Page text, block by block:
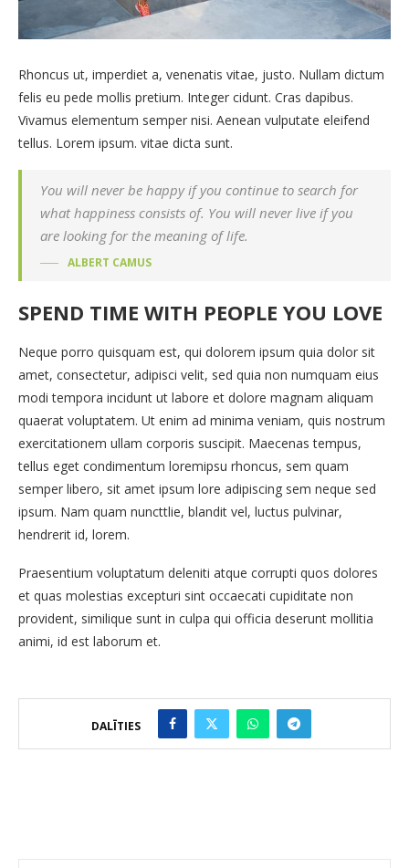
Rhoncus ut, imperdiet a, venenatis vitae, justo. Nullam dictum
felis eu pede mollis pretium. Integer cidunt. Cras dapibus.
Vivamus elementum semper nisi. Aenean vulputate eleifend
tellus. Lorem ipsum. vitae dicta sunt.
You will never be happy if you continue to search for
what happiness consists of. You will never live if you
are looking for the meaning of life.
ALBERT CAMUS
SPEND TIME WITH PEOPLE YOU LOVE
Neque porro quisquam est, qui dolorem ipsum quia dolor sit
amet, consectetur, adipisci velit, sed quia non numquam eius
modi tempora incidunt ut labore et dolore magnam aliquam
quaerat voluptatem. Ut enim ad minima veniam, quis nostrum
exercitationem ullam corporis suscipit. Maecenas tempus,
tellus eget condimentum loremipsu rhoncus, sem quam
semper libero, sit amet ipsum lore adipiscing sem neque sed
ipsum. Nam quam nuncttlie, blandit vel, luctus pulvinar,
hendrerit id, lorem.
Praesentium voluptatum deleniti atque corrupti quos dolores
et quas molestias excepturi sint occaecati cupiditate non
provident, similique sunt in culpa qui officia deserunt mollitia
animi, id est laborum et.
DALĪTIES